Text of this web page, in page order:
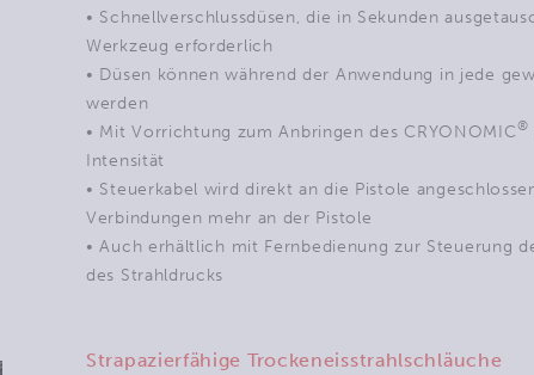
• Schnellverschlussdüsen, die in Sekunden
Werkzeug erforderlich
• Düsen können während der Anwendung in jede
werden
• Mit Vorrichtung zum Anbringen des CRYONOMIC®
Intensität
• Steuerkabel wird direkt an die Pistole
Verbindungen mehr an der Pistole
• Auch erhältlich mit Fernbedienung zur Steuerung
des Strahldrucks
Strapazierfähige Trockeneisstrahlschläuche